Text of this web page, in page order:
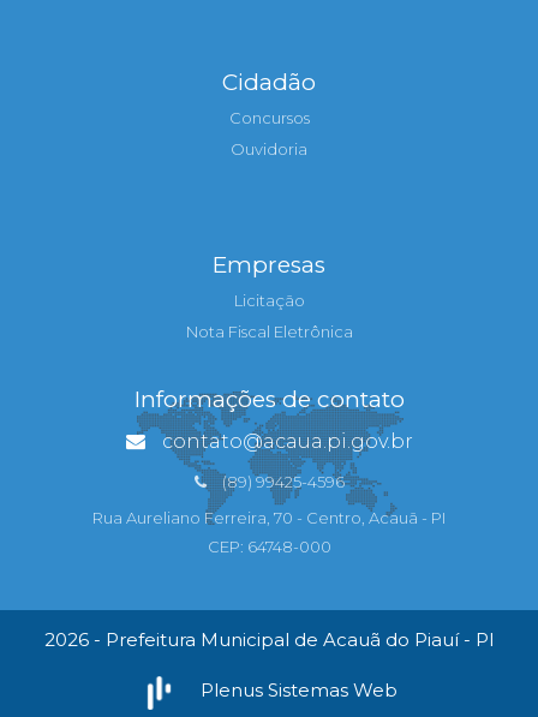
Cidadão
Concursos
Ouvidoria
Empresas
Licitação
Nota Fiscal Eletrônica
Informações de contato
contato@acaua.pi.gov.br
(89) 99425-4596
Rua Aureliano Ferreira, 70 - Centro, Acauã - PI
CEP: 64748-000
2026 - Prefeitura Municipal de Acauã do Piauí - PI
Plenus Sistemas Web